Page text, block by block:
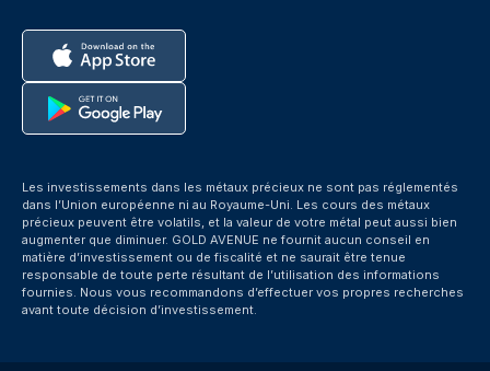
Les investissements dans les métaux précieux ne sont pas réglementés
dans l’Union européenne ni au Royaume-Uni. Les cours des métaux
précieux peuvent être volatils, et la valeur de votre métal peut aussi bien
augmenter que diminuer. GOLD AVENUE ne fournit aucun conseil en
matière d’investissement ou de fiscalité et ne saurait être tenue
responsable de toute perte résultant de l’utilisation des informations
fournies. Nous vous recommandons d’effectuer vos propres recherches
avant toute décision d’investissement.